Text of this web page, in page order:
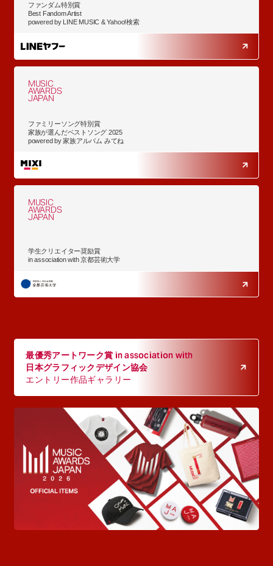
ファンダム特別賞
Best Fandom Artist
powered by LINE MUSIC & Yahoo!検索
MUSIC
AWARDS
JAPAN
ファミリーソング特別賞
家族が選んだベストソング 2025
powered by 家族アルバム みてね
MUSIC
AWARDS
JAPAN
学生クリエイター奨励賞
in association with 京都芸術大学
最優秀アートワーク賞 in association with
日本グラフィックデザイン協会
エントリー作品ギャラリー